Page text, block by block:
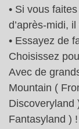
• Si vous
d’après-midi,
• Essayez de
Choisissez
Avec de
Mountain (
Discoveryland
Fantasyland ) !